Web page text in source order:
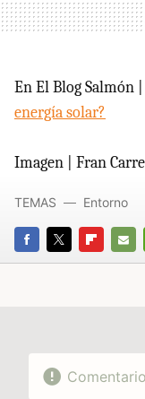
En El Blog Salmón |
energía solar?
Imagen | Fran
FACEBOOK
TWITTERFLIPBOARD
E-
TEMAS Entorno